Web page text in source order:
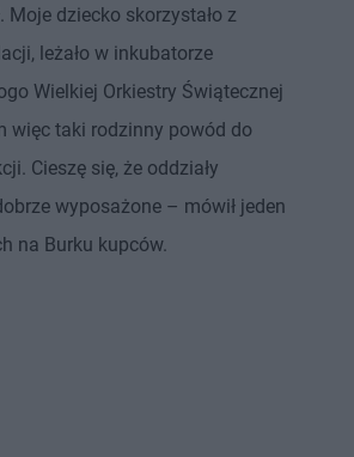
Moje dziecko skorzystało z
leżało w inkubatorze
Wielkiej Orkiestry Świątecznej
więc taki rodzinny powód do
Cieszę się, że oddziały
wyposażone – mówił jeden
na Burku kupców.